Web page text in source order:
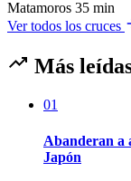
Matamoros 35 min
Ver todos los cruces
Más
01
Abanderan a
Japón